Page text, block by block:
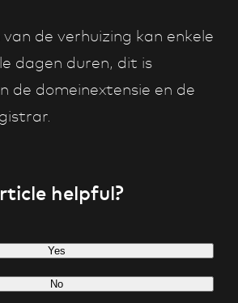
de verhuizing kan enkele
dagen duren, dit is
de domeinextensie en de
helpful?
Yes
No